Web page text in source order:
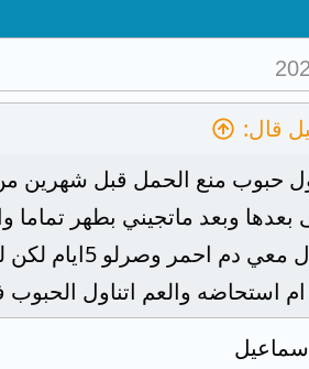
قال:
شديد ونزل
استحاضه والعم اتناول